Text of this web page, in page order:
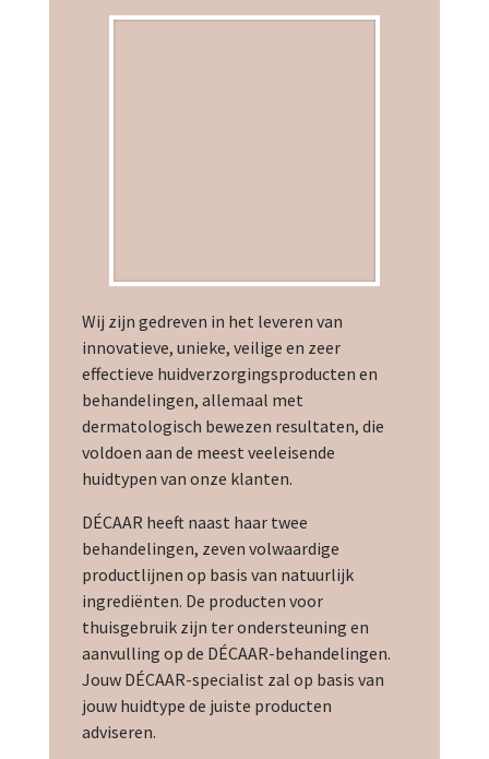
Wij zijn gedreven in het leveren van
innovatieve, unieke, veilige en zeer
effectieve huidverzorgingsproducten en
behandelingen, allemaal met
dermatologisch bewezen resultaten, die
voldoen aan de meest veeleisende
huidtypen van onze klanten.
DÉCAAR heeft naast haar twee
behandelingen, zeven volwaardige
productlijnen op basis van natuurlijk
ingrediënten. De producten voor
thuisgebruik zijn ter ondersteuning en
aanvulling op de DÉCAAR-behandelingen.
Jouw DÉCAAR-specialist zal op basis van
jouw huidtype de juiste producten
adviseren.